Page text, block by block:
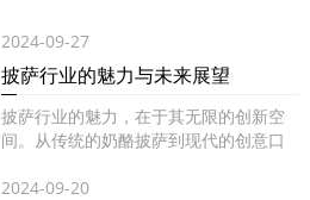
2024-09-27
披萨行业的魅力与未来展望
披萨行业的魅力，在于其无限的创新空
间。从传统的奶酪披萨到现代的创意口
2024-09-20